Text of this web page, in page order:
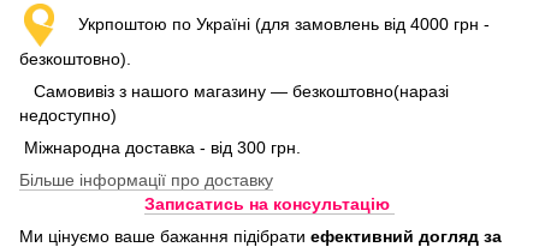
Укрпоштою по Україні (для замовлень від 4000 грн -
безкоштовно).
Самовивіз з нашого магазину — безкоштовно(наразі
недоступно)
Міжнародна доставка - від 300 грн.
Більше інформації про доставку
Записатись на консультацію
Ми цінуємо ваше бажання підібрати ефективний догляд за